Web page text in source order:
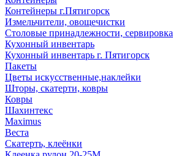
Контейнеры г.Пятигорск
Измельчители, овощечистки
Столовые принадлежности, сервировка
Кухонный инвентарь
Кухонный инвентарь г. Пятигорск
Пакеты
Цветы искусственные,наклейки
Шторы, скатерти, ковры
Ковры
Шахинтекс
Maximus
Веста
Скатерть, клеёнки